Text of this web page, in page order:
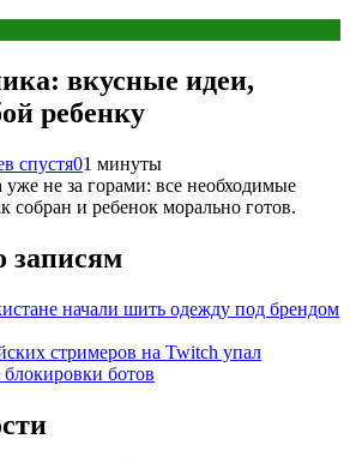
вкусные идеи,
ребенку
спустя01 минуты
уже не за горами: все необходимые
собран и ребенок морально готов.
записям
начали шить одежду под брендом
стримеров на Twitch упал
блокировки ботов